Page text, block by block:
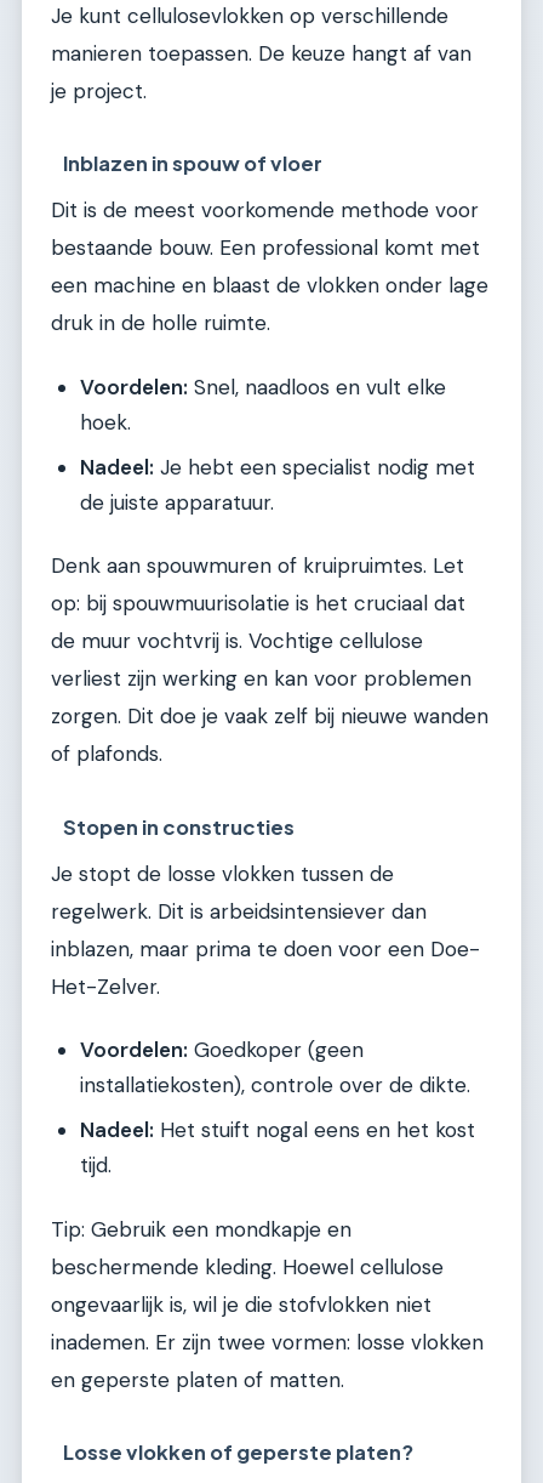
Je kunt cellulosevlokken op verschillende
manieren toepassen. De keuze hangt af van
je project.
Inblazen in spouw of vloer
Dit is de meest voorkomende methode voor
bestaande bouw. Een professional komt met
een machine en blaast de vlokken onder lage
druk in de holle ruimte.
Voordelen: Snel, naadloos en vult elke
hoek.
Nadeel: Je hebt een specialist nodig met
de juiste apparatuur.
Denk aan spouwmuren of kruipruimtes. Let
op: bij spouwmuurisolatie is het cruciaal dat
de muur vochtvrij is. Vochtige cellulose
verliest zijn werking en kan voor problemen
zorgen. Dit doe je vaak zelf bij nieuwe wanden
of plafonds.
Stopen in constructies
Je stopt de losse vlokken tussen de
regelwerk. Dit is arbeidsintensiever dan
inblazen, maar prima te doen voor een Doe-
Het-Zelver.
Voordelen: Goedkoper (geen
installatiekosten), controle over de dikte.
Nadeel: Het stuift nogal eens en het kost
tijd.
Tip: Gebruik een mondkapje en
beschermende kleding. Hoewel cellulose
ongevaarlijk is, wil je die stofvlokken niet
inademen. Er zijn twee vormen: losse vlokken
en geperste platen of matten.
Losse vlokken of geperste platen?